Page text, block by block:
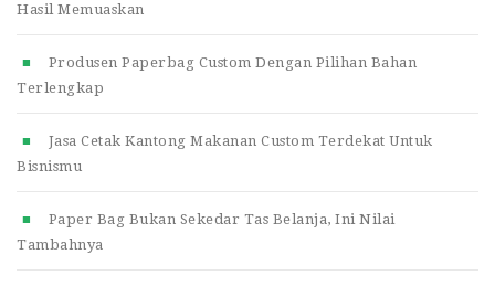
Hasil Memuaskan
Produsen Paperbag Custom Dengan Pilihan Bahan
Terlengkap
Jasa Cetak Kantong Makanan Custom Terdekat Untuk
Bisnismu
Paper Bag Bukan Sekedar Tas Belanja, Ini Nilai
Tambahnya